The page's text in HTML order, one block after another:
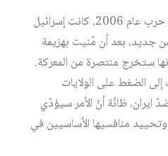
ويشير فنكلستين، إلى أنّه بعد حرب عام 2006، كانت إسرائيل
جديد، بعد أن مُنيت بهزيمة
ستخرج منتصرة من المعركة.
2008، سعت إلى الضغط على الولايات
ظانّة أنّ الأمر سيؤدّي
منافسيها الأساسيين في